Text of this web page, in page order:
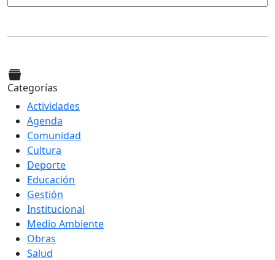
Categorías
Actividades
Agenda
Comunidad
Cultura
Deporte
Educación
Gestión
Institucional
Medio Ambiente
Obras
Salud